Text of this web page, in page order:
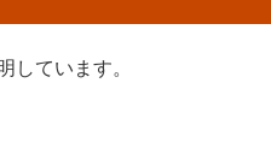
しています。